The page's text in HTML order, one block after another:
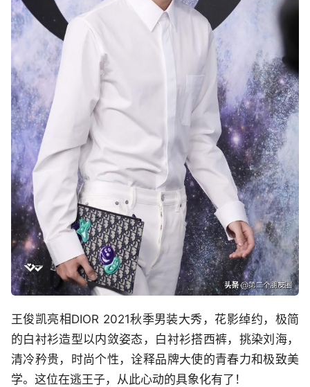
王俊凯亮相DIOR 2021秋季男装大秀，花影绰约，极简
的白衬衫造型以内敛姿态，白衬衫搭西裤，挑染刘海，
清冷矜贵，时尚个性，诠释品牌大使的青春力和极致美
学。这位在逃王子，从此心动的具象化有了！